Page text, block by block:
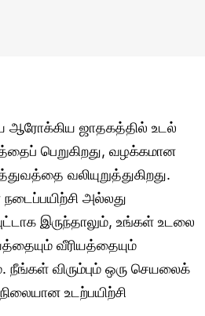
ஜாதகத்தில் உடல்
பெறுகிறது, வழக்கமான
வலியுறுத்துகிறது.
நடைப்பயிற்சி அல்லது
இருந்தாலும், உங்கள் உடலை
வீரியத்தையும்
நீங்கள் விரும்பும் ஒரு செயலைக்
உடற்பயிற்சி